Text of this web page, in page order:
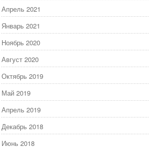
Апрель 2021
Январь 2021
Ноябрь 2020
Август 2020
Октябрь 2019
Май 2019
Апрель 2019
Декабрь 2018
Июнь 2018